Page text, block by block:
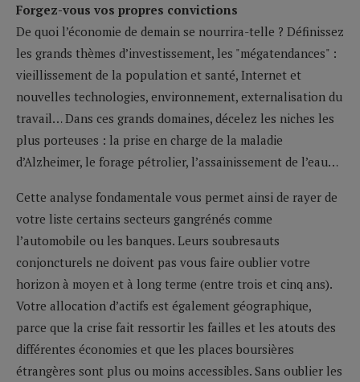
Forgez-vous vos propres convictions
De quoi l’économie de demain se nourrira-telle ? Définissez
les grands thèmes d’investissement, les "mégatendances" :
vieillissement de la population et santé, Internet et
nouvelles technologies, environnement, externalisation du
travail… Dans ces grands domaines, décelez les niches les
plus porteuses : la prise en charge de la maladie
d’Alzheimer, le forage pétrolier, l’assainissement de l’eau…
Cette analyse fondamentale vous permet ainsi de rayer de
votre liste certains secteurs gangrénés comme
l’automobile ou les banques. Leurs soubresauts
conjoncturels ne doivent pas vous faire oublier votre
horizon à moyen et à long terme (entre trois et cinq ans).
Votre allocation d’actifs est également géographique,
parce que la crise fait ressortir les failles et les atouts des
différentes économies et que les places boursières
étrangères sont plus ou moins accessibles. Sans oublier les